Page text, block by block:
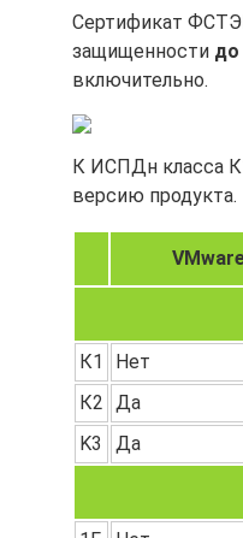
Сертификат
защищенности до
включительно.
К ИСПДн класса
версию продукта.
К1 Нет
К2 Да
K3
Да